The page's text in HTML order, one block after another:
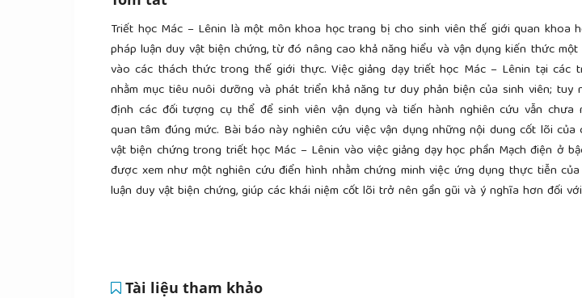
Triết học Mác – Lênin là một môn khoa học trang bị cho sinh viên thế giới quan khoa
pháp luận duy vật biện chứng, từ đó nâng cao khả năng hiểu và vận dụng kiến thức một
vào các thách thức trong thế giới thực. Việc giảng dạy triết học Mác – Lênin tại các
nhằm mục tiêu nuôi dưỡng và phát triển khả năng tư duy phản biện của sinh viên; tuy
định các đối tượng cụ thể để sinh viên vận dụng và tiến hành nghiên cứu vẫn chưa
quan tâm đúng mức. Bài báo này nghiên cứu việc vận dụng những nội dung cốt lõi của
vật biện chứng trong triết học Mác – Lênin vào việc giảng dạy học phần Mạch điện ở
được xem như một nghiên cứu điển hình nhằm chứng minh việc ứng dụng thực tiễn
luận duy vật biện chứng, giúp các khái niệm cốt lõi trở nên gần gũi và ý nghĩa hơn đối
Tài liệu tham khảo